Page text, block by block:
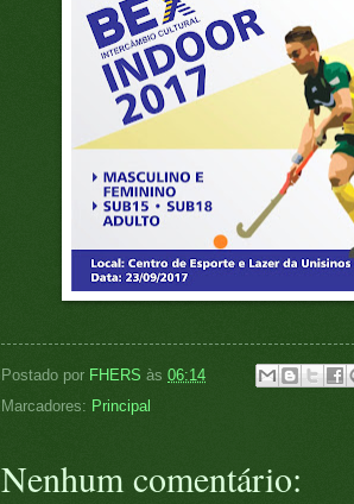
Postado por FHERS às 06:14
Marcadores: Principal
Nenhum comentário: